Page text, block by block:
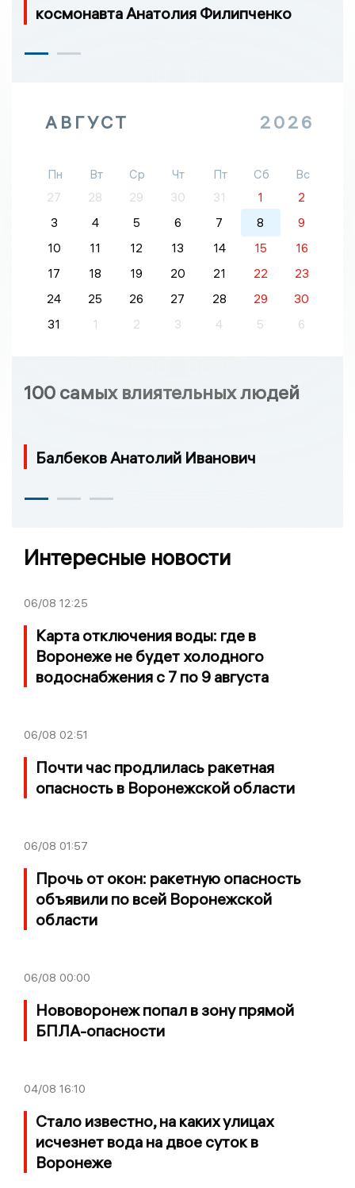
космонавта Анатолия Филипченко
АВГУСТ 2026
Пн Вт Ср Чт Пт Сб
Вс
27
28 29 30 31 1
2
3
4 5 6 7 8
9
10
11 12 13 14 15
16
17
18 19 20 21 22
23
24
25 26 27 28 29
30
31
1 2 3 4 5 6
100 самых влиятельных людей
Балбеков Анатолий Иванович
Интересные новости
06/08 12:25
Карта отключения воды: где в
Воронеже не будет холодного
водоснабжения с 7 по 9 августа
06/08 02:51
Почти час продлилась ракетная
опасность в Воронежской области
06/08 01:57
Прочь от окон: ракетную опасность
объявили по всей Воронежской
области
06/08 00:00
Нововоронеж попал в зону прямой
БПЛА-опасности
04/08 16:10
Стало известно, на каких улицах
исчезнет вода на двое суток в
Воронеже